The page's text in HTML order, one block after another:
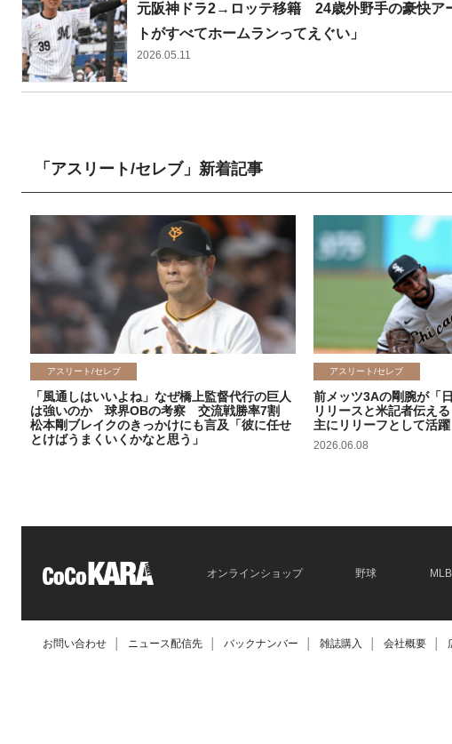
元阪神ドラ2→ロッテ移籍 24歳外野手の豪快ア
トがすべてホームランってえぐい」
2026.05.11
「アスリート/セレブ」新着記事
アスリート/セレブ
「風通しはいいよね」なぜ橋上監督代行の巨人
は強いのか 球界OBの考察 交流戦勝率7割
松本剛ブレイクのきっかけにも言及「彼に任せ
とけばうまくいくかなと思う」
アスリート/セレブ
前メッツ3Aの剛腕が「
リリースと米記者伝え
主にリリーフとして活躍
2026.06.08
オンラインショップ 野球 MLB
お問い合わせ ニュース配信先 バックナンバー 雑誌購入 会社概要